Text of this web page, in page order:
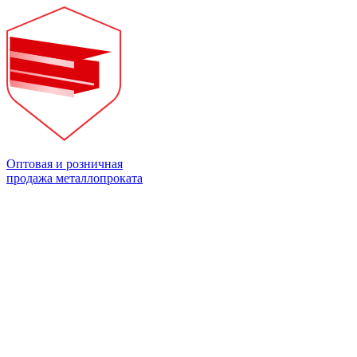
Оптовая и розничная
продажа металлопроката